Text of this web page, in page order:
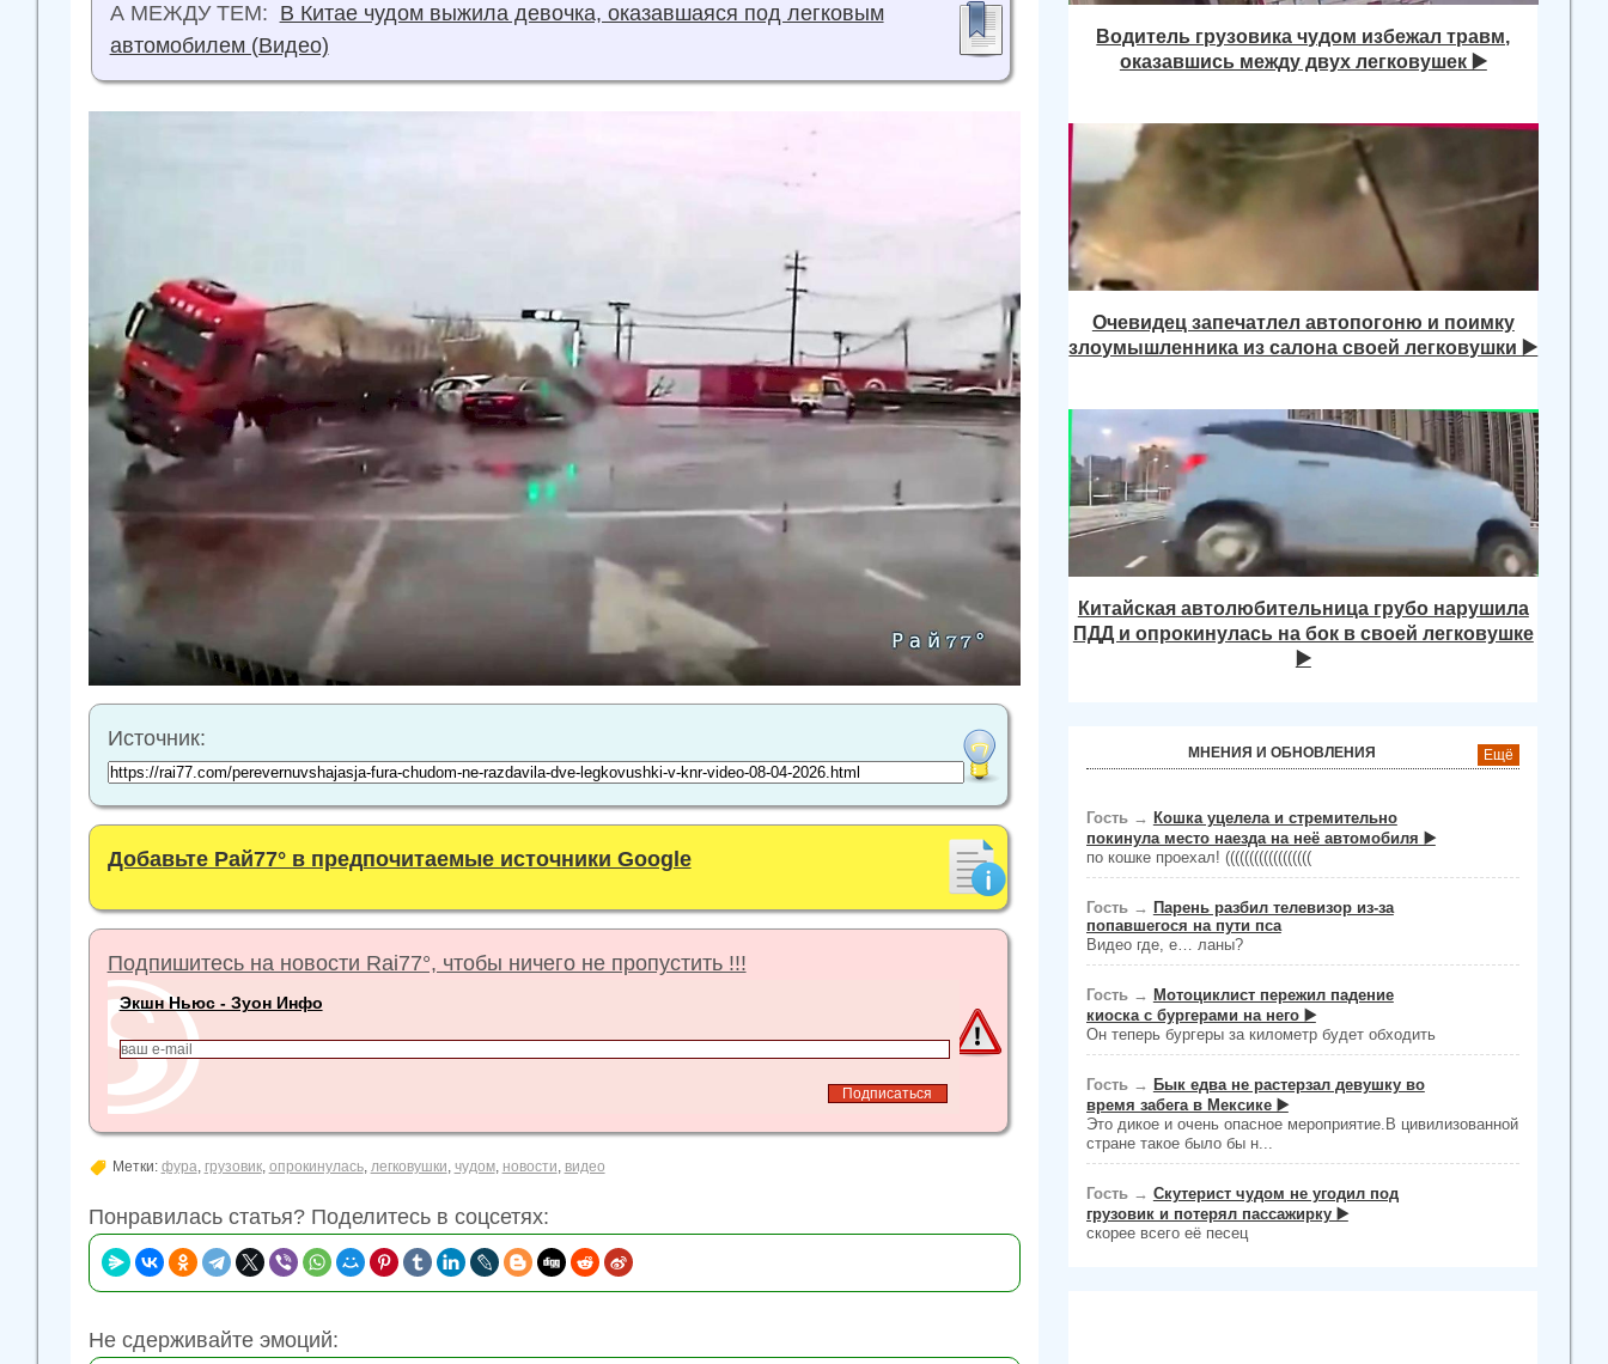
А МЕЖДУ ТЕМ: В Китае чудом выжила девочка, оказавшаяся под легковым
автомобилем (Видео)
Источник:
Добавьте Рай77° в предпочитаемые источники Google
Подпишитесь на новости Rai77°, чтобы ничего не пропустить !!!
Экшн Ньюс - Зуон Инфо
Метки: фура грузовик, опрокинулась, легковушки чудом, новости видео
Понравилась статья? Поделитесь в соцсетях:
Не сдерживайте эмоций:
Водитель грузовика чудом избежал травм,
оказавшись между двух легковушек ▶️
Очевидец запечатлел автопогоню и поимку
злоумышленника из салона своей легковушки ▶️
Китайская автолюбительница грубо нарушила
ПДД и опрокинулась на бок в своей легковушке
▶️
МНЕНИЯ И ОБНОВЛЕНИЯ Ещё
Гость → Кошка уцелела и стремительно
покинула место наезда на неё автомобиля ▶️
по кошке проехал! ((((((((((((((((((
Гость → Парень разбил телевизор из-за
попавшегося на пути пса
Видео где, е… ланы?
Гость → Мотоциклист пережил падение
киоска с бургерами на него ▶️
Он теперь бургеры за километр будет обходить
Гость → Бык едва не растерзал девушку во
время забега в Мексике ▶️
Это дикое и очень опасное мероприятие.В цивилизованной
стране такое было бы н...
Гость → Скутерист чудом не угодил под
грузовик и потерял пассажирку ▶️
скорее всего её песец